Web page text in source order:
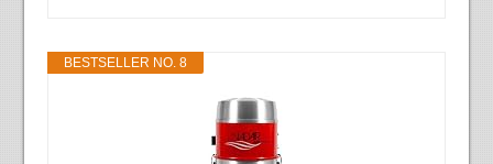
BESTSELLER NO. 8